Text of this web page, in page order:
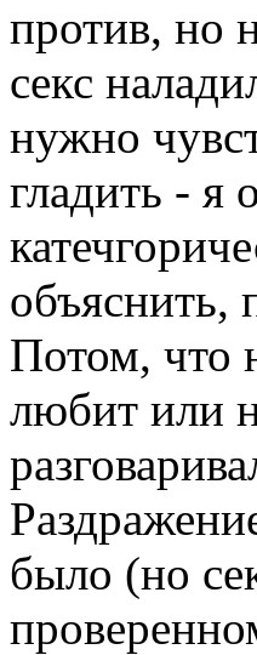
против, но
секс
нужно
гладить - я
объяснить,
Потом, что
любит или
было (но